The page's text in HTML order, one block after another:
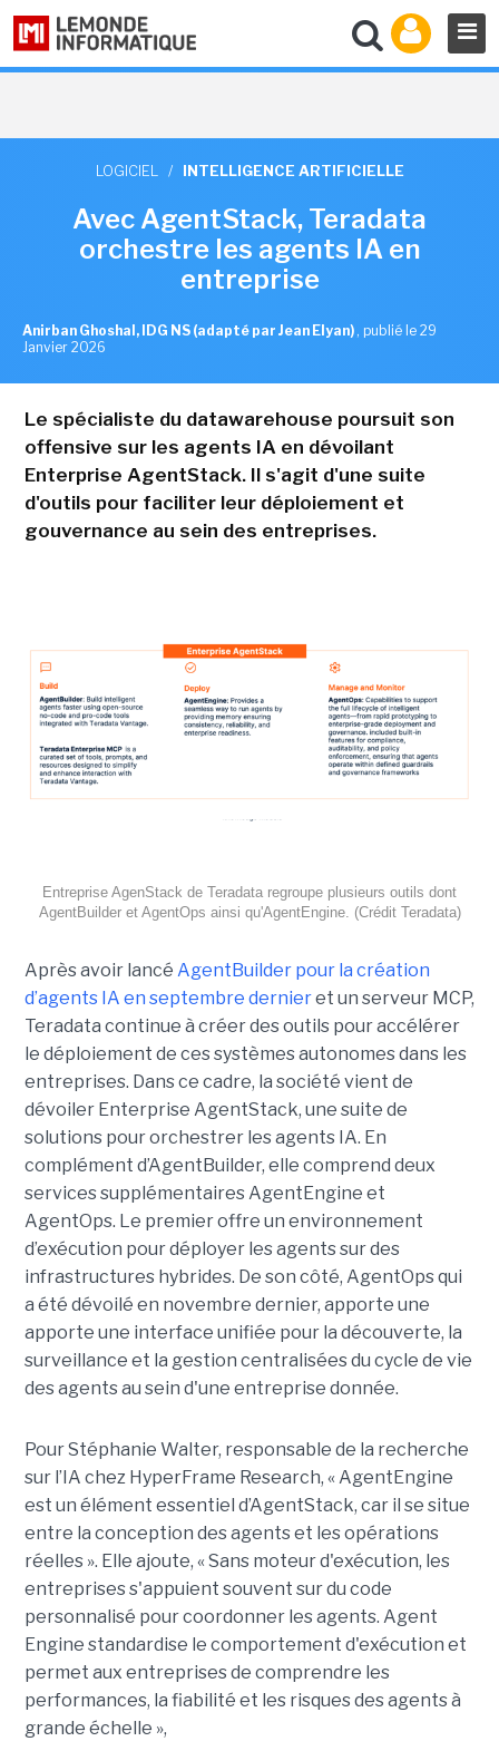
LOGICIEL / INTELLIGENCE ARTIFICIELLE
Avec AgentStack, Teradata
orchestre les agents IA en
entreprise
Anirban Ghoshal, IDG NS (adapté par Jean Elyan) , publié le 29
Janvier 2026
Le spécialiste du datawarehouse poursuit son
offensive sur les agents IA en dévoilant
Enterprise AgentStack. Il s'agit d'une suite
d'outils pour faciliter leur déploiement et
gouvernance au sein des entreprises.
Entreprise AgenStack de Teradata regroupe plusieurs outils dont
AgentBuilder et AgentOps ainsi qu'AgentEngine. (Crédit Teradata)
Après avoir lancé AgentBuilder pour la création
d’agents IA en septembre dernieret un serveur MCP,
Teradata continue à créer des outils pour accélérer
le déploiement de ces systèmes autonomes dans les
entreprises. Dans ce cadre, la société vient de
dévoiler Enterprise AgentStack, une suite de
solutions pour orchestrer les agents IA. En
complément d’AgentBuilder, elle comprend deux
services supplémentaires AgentEngine et
AgentOps. Le premier offre un environnement
d’exécution pour déployer les agents sur des
infrastructures hybrides. De son côté, AgentOps qui
a été dévoilé en novembre dernier, apporte une
apporte une interface unifiée pour la découverte, la
surveillance et la gestion centralisées du cycle de vie
des agents au sein d'une entreprise donnée.
Pour Stéphanie Walter, responsable de la recherche
sur l’IA chez HyperFrame Research, « AgentEngine
est un élément essentiel d’AgentStack, car il se situe
entre la conception des agents et les opérations
réelles ». Elle ajoute, « Sans moteur d'exécution, les
entreprises s'appuient souvent sur du code
personnalisé pour coordonner les agents. Agent
Engine standardise le comportement d'exécution et
permet aux entreprises de comprendre les
performances, la fiabilité et les risques des agents à
grande échelle »,